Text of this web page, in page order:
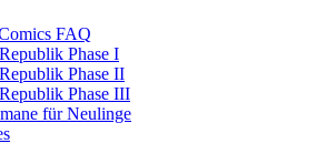
FAQ
Phase I
Phase II
Phase III
für Neulinge